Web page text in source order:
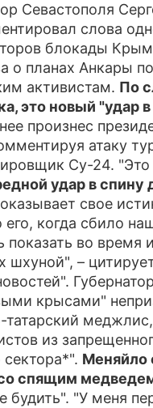
О
Севастополя
слова
блокады
о планах Анкары
активистам. По
это новый "удар
произнес
атаку
Су-24. "Это
удар в спину
свое
его, когда сбило
показать во время
шхуной", –
крысами"
из
сектора*". Меняйло
спящим
будить". "У меня